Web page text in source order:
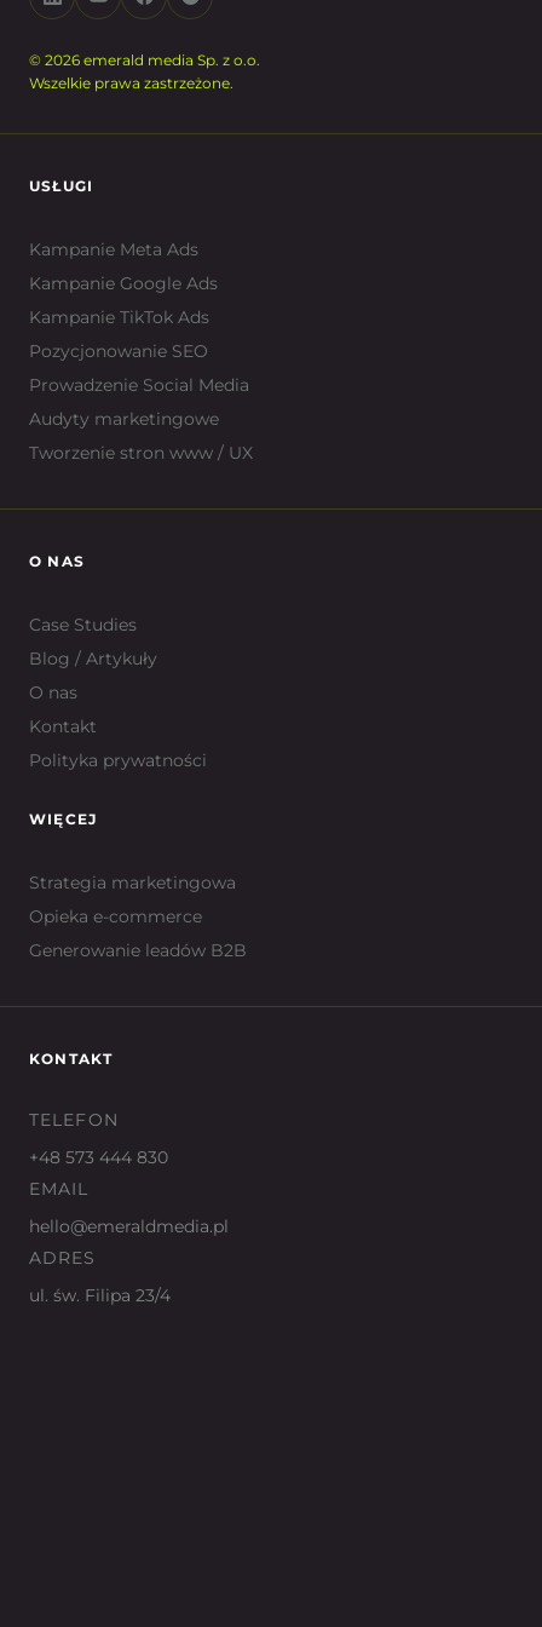
© 2026 emerald media Sp. z o.o.
Wszelkie prawa zastrzeżone.
USŁUGI
Kampanie Meta Ads
Kampanie Google Ads
Kampanie TikTok Ads
Pozycjonowanie SEO
Prowadzenie Social Media
Audyty marketingowe
Tworzenie stron www / UX
O NAS
Case Studies
Blog / Artykuły
O nas
Kontakt
Polityka prywatności
WIĘCEJ
Strategia marketingowa
Opieka e-commerce
Generowanie leadów B2B
KONTAKT
TELEFON
+48 573 444 830
EMAIL
hello@emeraldmedia.pl
ADRES
ul. św. Filipa 23/4